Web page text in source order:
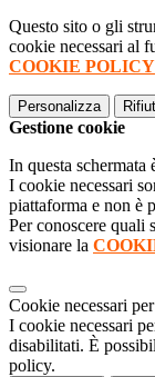
Questo sito o gli
cookie necessari al
COOKIE POLICY
Personalizza
Gestione cookie
In questa schermata
I cookie necessari
piattaforma e non è
Per conoscere quali
visionare la
Cookie necessari
I cookie necessari
disabilitati. È
policy.